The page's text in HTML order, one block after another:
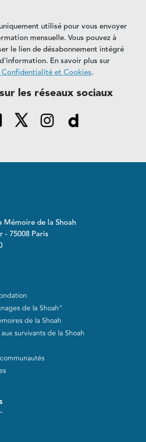
utilisé pour vous envoyer
mensuelle. Vous pouvez à
le lien de désabonnement intégré
En savoir plus sur
et Cookies.
les réseaux sociaux
de la Shoah
- 75008 Paris
de la Shoah"
de la Shoah
survivants de la Shoah